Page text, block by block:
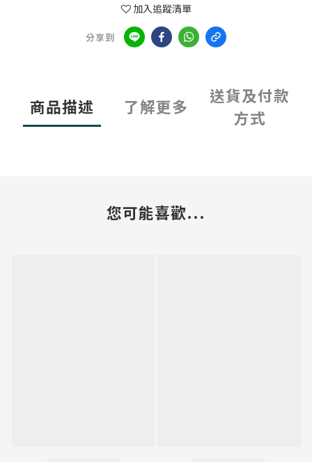
加入追蹤清單
分享到
商品描述 了解更多
送貨及付款
方式
您可能喜歡...